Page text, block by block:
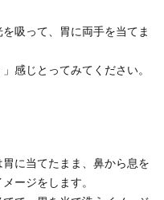
吸って、胃に両手を当てま
感じとってみてください。
に当てたまま、鼻から息を
ージをします。